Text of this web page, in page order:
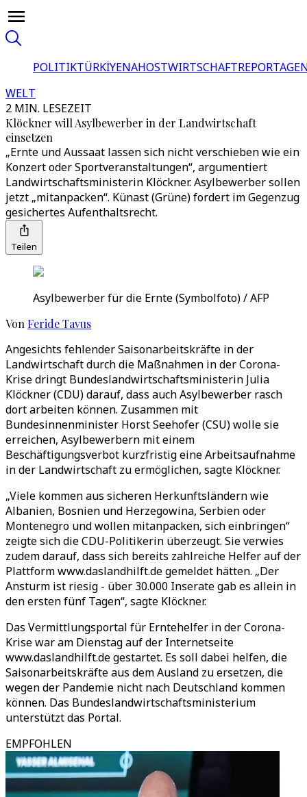
POLITIKTÜRKİYENAHOSTWIRTSCHAFT
WELT
2 MIN. LESEZEIT
Klöckner will Asylbewerber in der Landwirtschaft
einsetzen
„Ernte und Aussaat lassen sich nicht verschieben wie ein
Konzert oder Sportveranstaltungen“, argumentiert
Landwirtschaftsministerin Klöckner. Asylbewerber sollen
jetzt „mitanpacken“. Künast (Grüne) fordert im Gegenzug
gesichertes Aufenthaltsrecht.
Teilen
Asylbewerber für die Ernte (Symbolfoto) / AFP
Von Feride Tavus
Angesichts fehlender Saisonarbeitskräfte in der
Landwirtschaft durch die Maßnahmen in der Corona-
Krise dringt Bundeslandwirtschaftsministerin Julia
Klöckner (CDU) darauf, dass auch Asylbewerber rasch
dort arbeiten können. Zusammen mit
Bundesinnenminister Horst Seehofer (CSU) wolle sie
erreichen, Asylbewerbern mit einem
Beschäftigungsverbot kurzfristig eine Arbeitsaufnahme
in der Landwirtschaft zu ermöglichen, sagte Klöckner.
„Viele kommen aus sicheren Herkunftsländern wie
Albanien, Bosnien und Herzegowina, Serbien oder
Montenegro und wollen mitanpacken, sich einbringen“
zeigte sich die CDU-Politikerin überzeugt. Sie verwies
zudem darauf, dass sich bereits zahlreiche Helfer auf der
Plattform www.daslandhilft.de gemeldet hätten. „Der
Ansturm ist riesig - über 30.000 Inserate gab es allein in
den ersten fünf Tagen“, sagte Klöckner.
Das Vermittlungsportal für Erntehelfer in der Corona-
Krise war am Dienstag auf der Internetseite
www.daslandhilft.de gestartet. Es soll dabei helfen, die
Saisonarbeitskräfte aus dem Ausland zu ersetzen, die
wegen der Pandemie nicht nach Deutschland kommen
können. Das Bundeslandwirtschaftsministerium
unterstützt das Portal.
EMPFOHLEN